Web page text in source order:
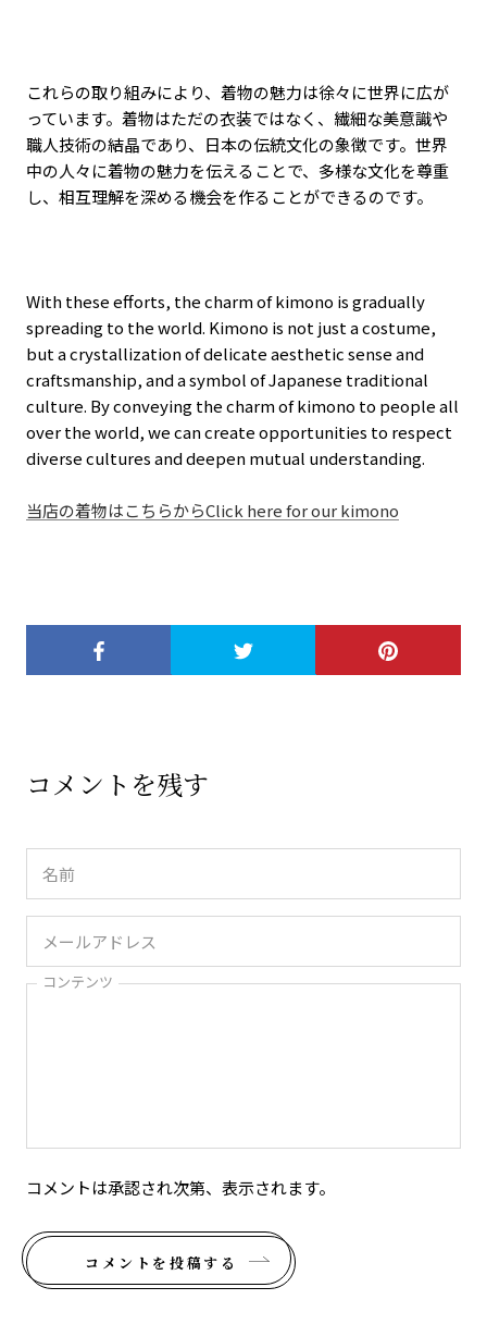
これらの取り組みにより、着物の魅力は徐々に世界に広が
っています。着物はただの衣装ではなく、繊細な美意識や
職人技術の結晶であり、日本の伝統文化の象徴です。世界
中の人々に着物の魅力を伝えることで、多様な文化を尊重
し、相互理解を深める機会を作ることができるのです。
With these efforts, the charm of kimono is gradually
spreading to the world. Kimono is not just a costume,
but a crystallization of delicate aesthetic sense and
craftsmanship, and a symbol of Japanese traditional
culture. By conveying the charm of kimono to people all
over the world, we can create opportunities to respect
diverse cultures and deepen mutual understanding.
当店の着物はこちらからClick here for our kimono
コメントを残す
コンテンツ
コメントは承認され次第、表示されます。
コメントを投稿する